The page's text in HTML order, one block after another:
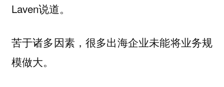
Laven说道。
苦于诸多因素，很多出海企业未能将业务规
模做大。